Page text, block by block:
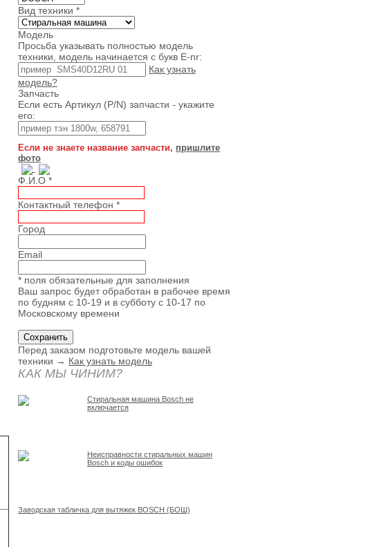
Вид техники *
Модель
Просьба указывать полностью модель
техники, модель начинается с букв E-nr:
Как узнать
модель?
Запчасть
Если есть Артикул (P/N) запчасти - укажите
его:
Если не знаете название запчасти, пришлите
фото
Ф.И.О *
Контактный телефон *
Город
Email
* поля обязательные для заполнения
Ваш запрос будет обработан в рабочее время
по будням с 10-19 и в субботу с 10-17 по
Московскому времени
Перед заказом подготовьте модель вашей
техники → Как узнать модель
КАК МЫ ЧИНИМ?
Стиральная машина Bosch не
включается
Неисправности стиральных машин
Bosch и коды ошибок
Заводская табличка для вытяжек BOSCH (БОШ)